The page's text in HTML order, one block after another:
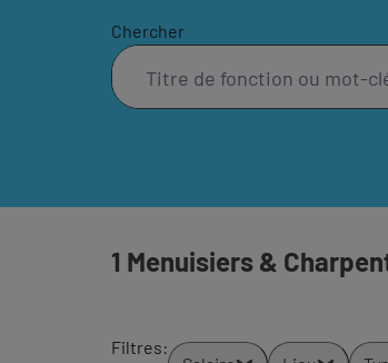
Chercher
1 Menuisiers &
Filtres: